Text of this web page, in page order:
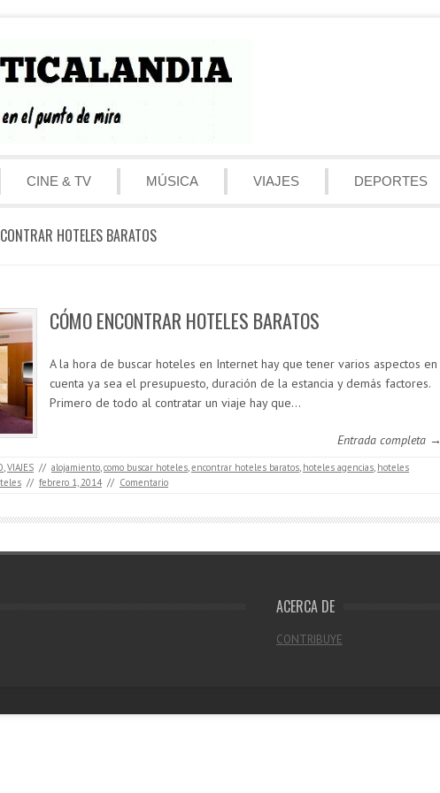
CINE & TV MÚSICA VIAJES DEPORTES
HOTELES BARATOS
CÓMO ENCONTRAR HOTELES BARATOS
A la hora de buscar hoteles en Internet hay que tener varios aspectos en
cuenta ya sea el presupuesto, duración de la estancia y demás factores.
Primero de todo al contratar un viaje hay que…
Entrada completa →
,VIAJES // alojamiento,como buscar hoteles,encontrar hoteles baratos, hoteles agencias, hoteles
// febrero 1, 2014 // Comentario
ACERCA DE
CONTRIBUYE